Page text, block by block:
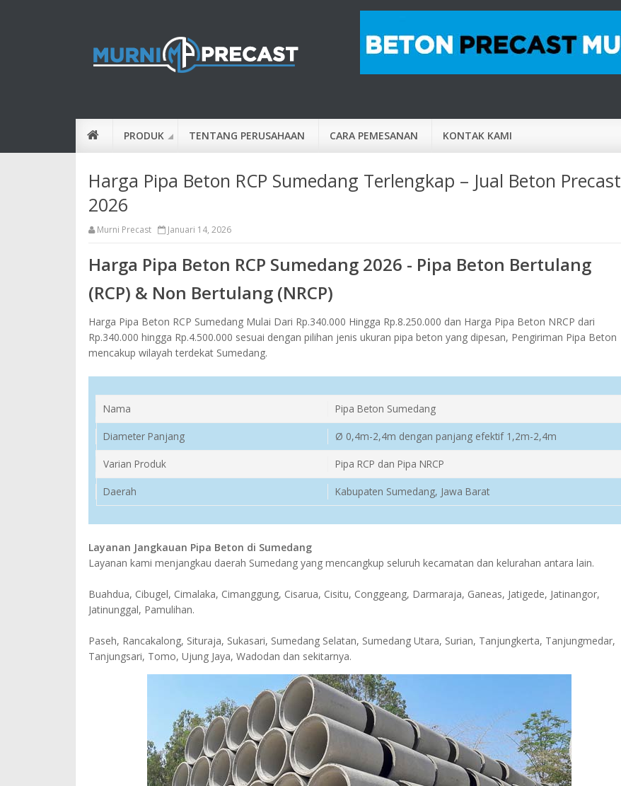
PRODUK TENTANG PERUSAHAAN CARA PEMESANAN KONTAK KAMI
Harga Pipa Beton RCP Sumedang Terlengkap – Jual Beton Precast
2026
Murni Precast Januari 14, 2026
Harga Pipa Beton RCP Sumedang 2026 - Pipa Beton Bertulang
(RCP) & Non Bertulang (NRCP)
Harga Pipa Beton RCP Sumedang Mulai Dari Rp.340.000 Hingga Rp.8.250.000 dan Harga Pipa Beton NRCP dari
Rp.340.000 hingga Rp.4.500.000 sesuai dengan pilihan jenis ukuran pipa beton yang dipesan, Pengiriman Pipa Beton
mencakup wilayah terdekat Sumedang.
Nama Pipa Beton Sumedang
Diameter Panjang Ø 0,4m-2,4m dengan panjang efektif 1,2m-2,4m
Varian Produk Pipa RCP dan Pipa NRCP
Daerah Kabupaten Sumedang, Jawa Barat
Layanan Jangkauan Pipa Beton di Sumedang
Layanan kami menjangkau daerah Sumedang yang mencangkup seluruh kecamatan dan kelurahan antara lain.
Buahdua, Cibugel, Cimalaka, Cimanggung, Cisarua, Cisitu, Conggeang, Darmaraja, Ganeas, Jatigede, Jatinangor,
Jatinunggal, Pamulihan.
Paseh, Rancakalong, Situraja, Sukasari, Sumedang Selatan, Sumedang Utara, Surian, Tanjungkerta, Tanjungmedar,
Tanjungsari, Tomo, Ujung Jaya, Wadodan dan sekitarnya.